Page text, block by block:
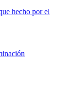
hecho por el